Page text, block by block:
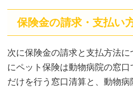
保険金の請求・支払い
次に保険金の請求と支払方法
にペット保険は動物病院の窓口
だけを行う窓口清算と、動物病